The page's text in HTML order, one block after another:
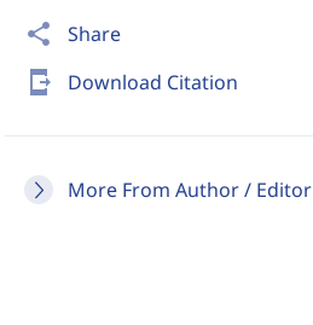
share Share
send_to_mobile Download Citation
More From Author / Editor